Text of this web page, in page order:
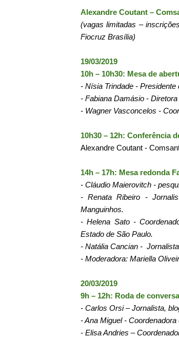
Alexandre Coutant –
(vagas limitadas –
Fiocruz Brasília)
19/03/2019
10h – 10h30: Mesa de
- Nísia Trindade - Presidente
- Fabiana Damásio -
- Wagner Vasconcelos -
10h30 – 12h: Conferência
Alexandre Coutant -
14h – 17h: Mesa redonda
- Cláudio Maierovitch -
- Renata Ribeiro -
Manguinhos.
- Helena Sato -
Estado de São Paulo.
- Natália Cancian -
- Moderadora: Mariella
20/03/2019
9h – 12h: Roda de
- Carlos Orsi – Jornalista,
- Ana Miguel -
- Elisa Andries –